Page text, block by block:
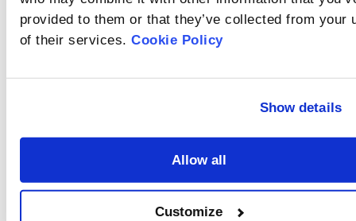
provided to them or that they’ve collected from your
of their services.Cookie Policy
Show details
Allow all
Customize
측정 전에 샘플을 완전
히 분산시키는 것이 중
요합니다.
떻게 분산되나
요?
습식 매체에서 용해되
거나 응집되는 샘플 또
방법을 사용하여 분석
자에 의해 산란되고 흡
배경 신호는 광학 신호